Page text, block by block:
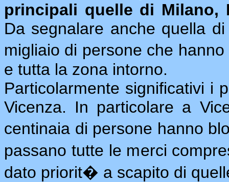
principali quelle di Milano,
Da segnalare anche quella
migliaio di persone che
e tutta la zona intorno.
Particolarmente significativi i
Vicenza. In particolare a
centinaia di persone hanno
passano tutte le merci
dato priorit� a scapito di